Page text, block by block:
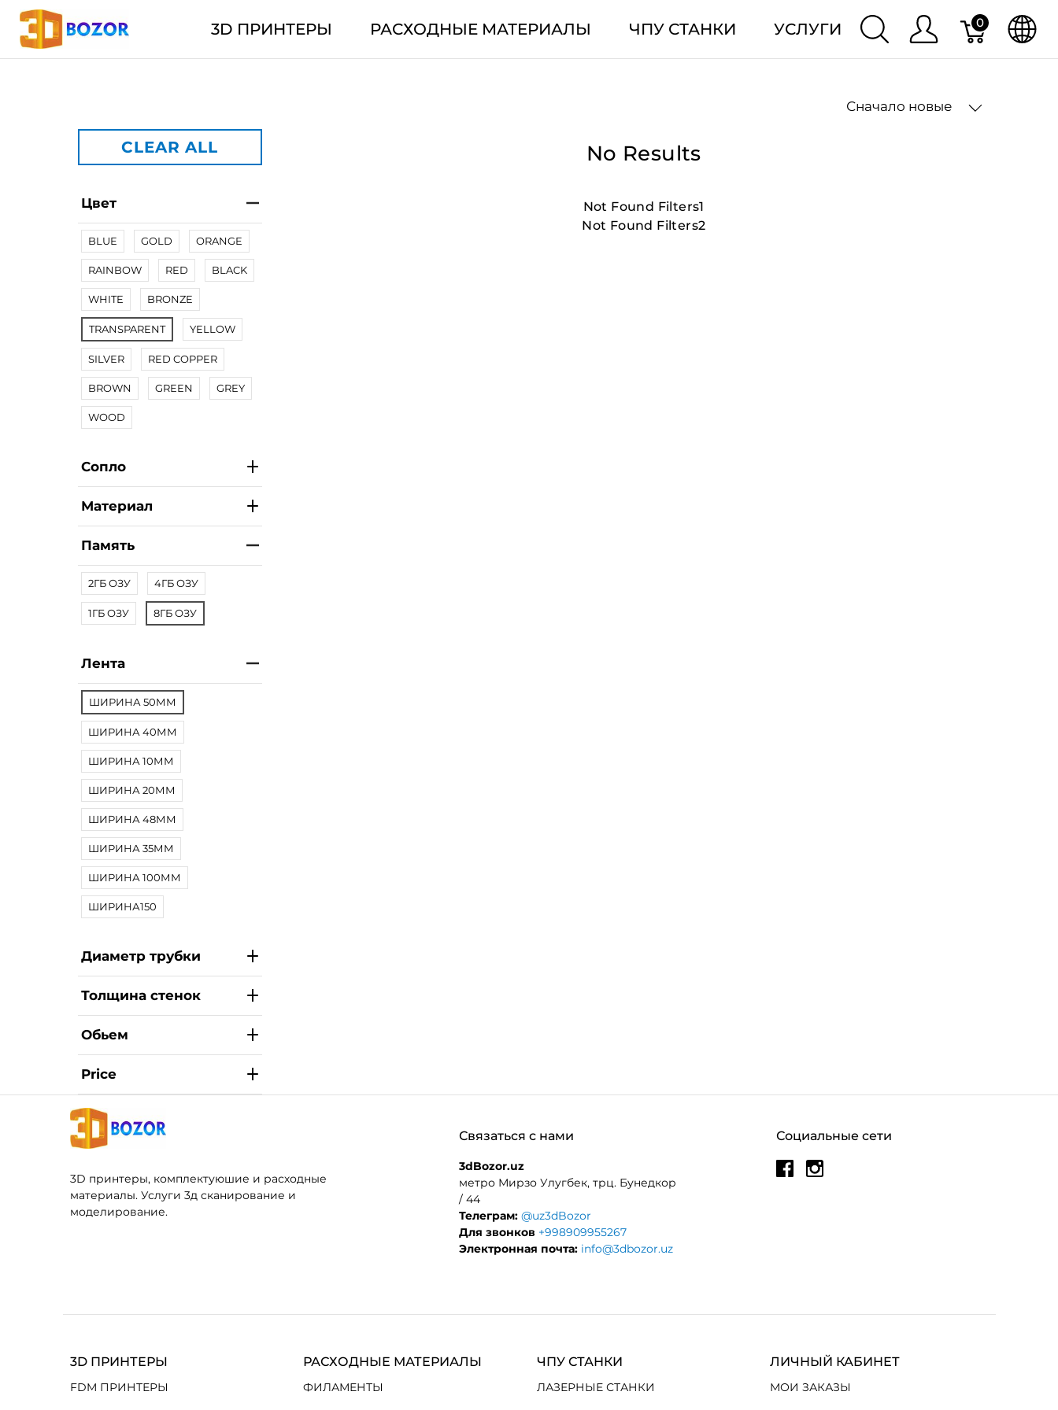
3D ПРИНТЕРЫ РАСХОДНЫЕ МАТЕРИАЛЫ ЧПУ СТАНКИ УСЛУГИ 0
Сначало новые
CLEAR ALL
Цвет
BLUE GOLD ORANGE
RAINBOW RED BLACK
WHITE BRONZE
TRANSPARENT YELLOW
SILVER RED COPPER
BROWN GREEN GREY
WOOD
Сопло
Материал
Память
2ГБ ОЗУ 4ГБ ОЗУ
1ГБ ОЗУ 8ГБ ОЗУ
Лента
ШИРИНА 50ММ
ШИРИНА 40ММ
ШИРИНА 10ММ
ШИРИНА 20ММ
ШИРИНА 48ММ
ШИРИНА 35ММ
ШИРИНА 100ММ
ШИРИНА150
Диаметр трубки
Толщина стенок
Обьем
Price
No Results
Not Found Filters1
Not Found Filters2
3D принтеры, комплектуюшие и расходные
материалы. Услуги 3д сканирование и
моделирование.
Социальные сети
Связаться с нами
3dBozor.uz
метро Мирзо Улугбек, трц. Бунедкор
/ 44
Телеграм: @uz3dBozor
Для звонков +998909955267
Электронная почта: info@3dbozor.uz
3D ПРИНТЕРЫ
FDM ПРИНТЕРЫ
РАСХОДНЫЕ МАТЕРИАЛЫ
ФИЛАМЕНТЫ
ЧПУ СТАНКИ
ЛАЗЕРНЫЕ СТАНКИ
ЛИЧНЫЙ КАБИНЕТ
МОИ ЗАКАЗЫ